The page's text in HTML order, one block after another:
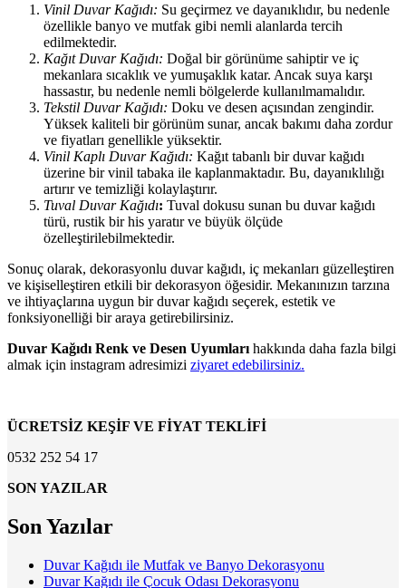
Vinil Duvar Kağıdı: Su geçirmez ve dayanıklıdır, bu nedenle
özellikle banyo ve mutfak gibi nemli alanlarda tercih
edilmektedir.
Kağıt Duvar Kağıdı: Doğal bir görünüme sahiptir ve iç
mekanlara sıcaklık ve yumuşaklık katar. Ancak suya karşı
hassastır, bu nedenle nemli bölgelerde kullanılmamalıdır.
Tekstil Duvar Kağıdı: Doku ve desen açısından zengindir.
Yüksek kaliteli bir görünüm sunar, ancak bakımı daha zordur
ve fiyatları genellikle yüksektir.
Vinil Kaplı Duvar Kağıdı: Kağıt tabanlı bir duvar kağıdı
üzerine bir vinil tabaka ile kaplanmaktadır. Bu, dayanıklılığı
artırır ve temizliği kolaylaştırır.
Tuval Duvar Kağıdı: Tuval dokusu sunan bu duvar kağıdı
türü, rustik bir his yaratır ve büyük ölçüde
özelleştirilebilmektedir.
Sonuç olarak, dekorasyonlu duvar kağıdı, iç mekanları güzelleştiren
ve kişiselleştiren etkili bir dekorasyon öğesidir. Mekanınızın tarzına
ve ihtiyaçlarına uygun bir duvar kağıdı seçerek, estetik ve
fonksiyonelliği bir araya getirebilirsiniz.
Duvar Kağıdı Renk ve Desen Uyumları hakkında daha fazla bilgi
almak için instagram adresimizi ziyaret edebilirsiniz.
ÜCRETSİZ KEŞİF VE FİYAT TEKLİFİ
0532 252 54 17
SON YAZILAR
Son Yazılar
Duvar Kağıdı ile Mutfak ve Banyo Dekorasyonu
Duvar Kağıdı ile Çocuk Odası Dekorasyonu